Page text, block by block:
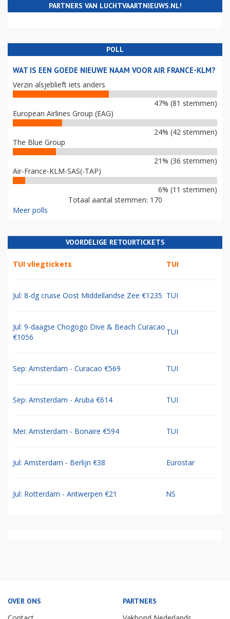
PARTNERS VAN LUCHTVAARTNIEUWS.NL!
POLL
WAT IS EEN GOEDE NIEUWE NAAM VOOR AIR FRANCE-KLM?
Verzin alsjeblieft iets anders
47% (81 stemmen)
European Airlines Group (EAG)
24% (42 stemmen)
The Blue Group
21% (36 stemmen)
Air-France-KLM-SAS(-TAP)
6% (11 stemmen)
Totaal aantal stemmen: 170
Meer polls
VOORDELIGE RETOURTICKETS
TUI vliegtickets TUI
Jul: 8-dg cruise Oost Middellandse Zee €1235 TUI
Jul: 9-daagse Chogogo Dive & Beach Curacao
€1056
TUI
Sep: Amsterdam - Curacao €569 TUI
Sep: Amsterdam - Aruba €614 TUI
Mei: Amsterdam - Bonaire €594 TUI
Jul: Amsterdam - Berlijn €38 Eurostar
Jul: Rotterdam - Antwerpen €21 NS
OVER ONS PARTNERS